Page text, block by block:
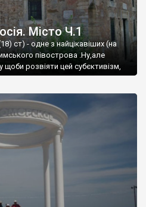
Місто Ч.1
ст) - одне з найцікавіших (на
півострова .Ну,але
розвіяти цей субєктивізм,